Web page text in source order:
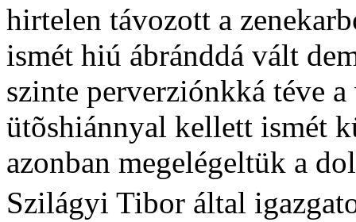
hirtelen távozott a
ismét hiú ábránddá vált
szinte perverziónkká téve
ütõshiánnyal kellett ismét
azonban megelégeltük a
Szilágyi Tibor által